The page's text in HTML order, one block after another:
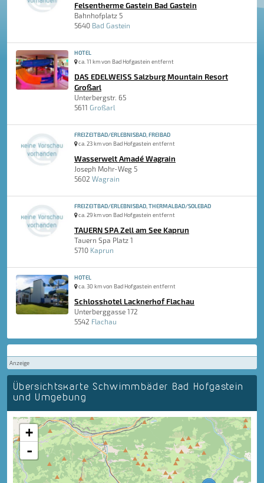
Felsentherme Gastein Bad Gastein
Bahnhofplatz 5
5640 Bad Gastein
HOTEL
ca. 11 km von Bad Hofgastein entfernt
DAS EDELWEISS Salzburg Mountain Resort
Großarl
Unterbergstr. 65
5611 Großarl
FREIZEITBAD/ERLEBNISBAD, FREIBAD
ca. 23 km von Bad Hofgastein entfernt
Wasserwelt Amadé Wagrain
Joseph Mohr-Weg 5
5602 Wagrain
FREIZEITBAD/ERLEBNISBAD, THERMALBAD/SOLEBAD
ca. 29 km von Bad Hofgastein entfernt
TAUERN SPA Zell am See Kaprun
Tauern Spa Platz 1
5710 Kaprun
HOTEL
ca. 30 km von Bad Hofgastein entfernt
Schlosshotel Lacknerhof Flachau
Unterberggasse 172
5542 Flachau
Anzeige
Übersichtskarte Schwimmbäder Bad Hofgastein
und Umgebung
+
-